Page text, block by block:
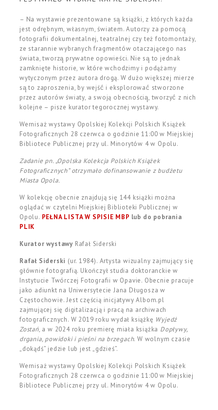
– Na wystawie prezentowane są̨ książki, z których każda
jest odrębnym, własnym, światem. Autorzy za pomocą̨
fotografii dokumentalnej, teatralnej czy też fotomontaży,
ze starannie wybranych fragmentów otaczającego nas
świata, tworzą̨ prywatne opowieści. Nie są̨ to jednak
zamknięte historie, w które wchodzimy i podążamy
wytyczonym przez autora drogą. W dużo większej mierze
są̨ to zaproszenia, by wejść́ i eksplorować́ stworzone
przez autorów światy, a swoją obecnością̨, tworzyć́ z nich
kolejne – pisze kurator tegorocznej wystawy.
Wernisaż wystawy Opolskiej Kolekcji Polskich Książek
Fotograficznych 28 czerwca o godzinie 11:00 w Miejskiej
Bibliotece Publicznej przy ul. Minorytów 4 w Opolu.
Zadanie pn. „Opolska Kolekcja Polskich Książek
Fotograficznych” otrzymało dofinansowanie z budżetu
Miasta Opola.
W kolekcję obecnie znajdują się 144 książki można
oglądać w czytelni Miejskiej Biblioteki Publicznej w
Opolu. PEŁNA LISTA W SPISIE MBP lub do pobrania
PLIK
Kurator wystawy Rafał Siderski
Rafał Siderski (ur. 1984). Artysta wizualny zajmujący się
głównie fotografią. Ukończył studia doktoranckie w
Instytucie Twórczej Fotografii w Opavie. Obecnie pracuje
jako adiunkt na Uniwersytecie Jana Długosza w
Częstochowie. Jest częścią inicjatywy Albom.pl
zajmującej się digitalizacją i pracą na archiwach
fotograficznych. W 2019 roku wydał książkę Wyjedź
Zostań, a w 2024 roku premierę miała książka Dopływy,
drgania, powidoki i pieśni na brzegach. W wolnym czasie
„dokądś” jedzie lub jest „gdzieś”.
Wernisaż wystawy Opolskiej Kolekcji Polskich Książek
Fotograficznych 28 czerwca o godzinie 11:00 w Miejskiej
Bibliotece Publicznej przy ul. Minorytów 4 w Opolu.